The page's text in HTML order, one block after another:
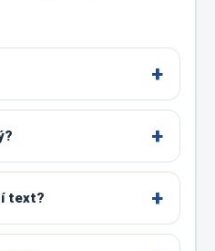
text?